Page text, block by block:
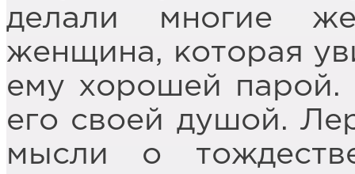
делали многие
женщина, которая
ему хорошей парой.
его своей душой.
мысли о